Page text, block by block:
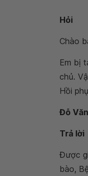
Hỏi
Chào
Em bị
chủ.
Hồi
Đỗ
Trả lời
Được
bào,